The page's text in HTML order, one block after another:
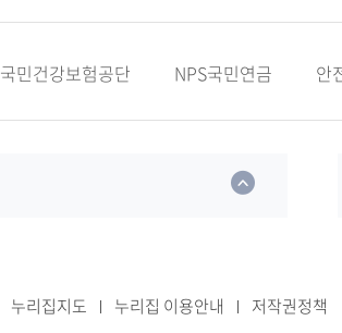
국민건강보험공단 NPS국민연금 안
누리집지도 누리집 이용안내 저작권정책